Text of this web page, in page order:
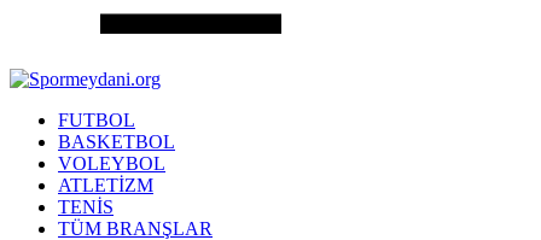
FUTBOL
BASKETBOL
VOLEYBOL
ATLETİZM
TENİS
TÜM BRANŞLAR